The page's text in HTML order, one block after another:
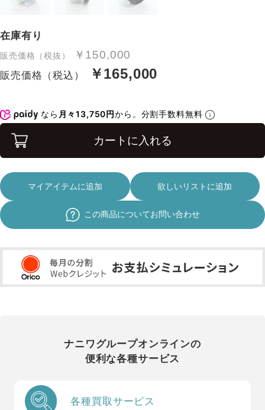
在庫有り
販売価格（税抜） ￥150,000
販売価格（税込） ￥165,000
なら 月々13,750円から。分割手数料無料
カートに入れる
マイアイテムに追加 欲しいリストに追加
この商品についてお問い合わせ
ナニワグループオンラインの
便利な各種サービス
各種買取サービス